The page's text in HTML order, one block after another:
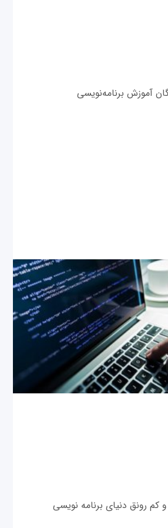
و کم رونق دنیای برنامه نویسی